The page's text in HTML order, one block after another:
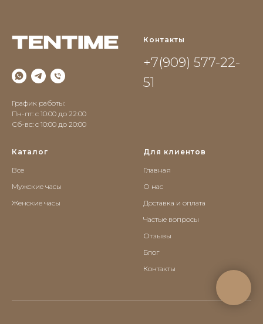
График работы:
Пн-пт: с 10:00 до 22:00
Сб-вс: c 10:00 до 20:00
Контакты
+7(909) 577-22-
51
Каталог
Все
Мужские часы
Женские часы
Для клиентов
Главная
О нас
Доставка и оплата
Частые вопросы
Отзывы
Блог
Контакты